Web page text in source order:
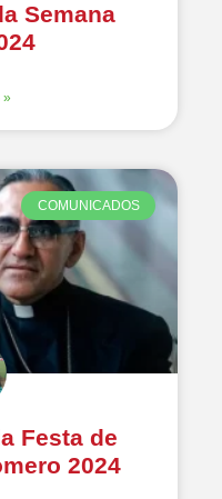
Semana
»
COMUNICADOS
Festa de
2024